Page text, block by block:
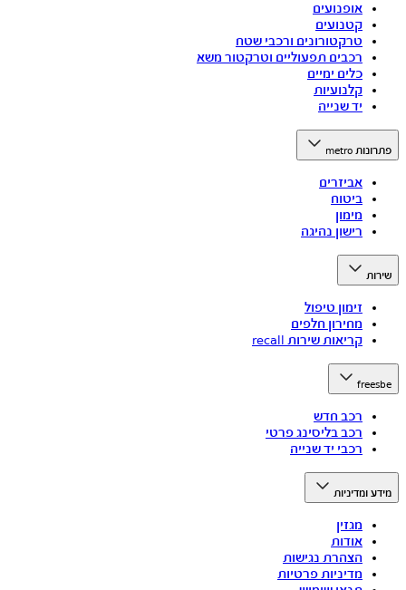
אופנועים
קטנועים
טרקטורונים ורכבי שטח
רכבים תפעוליים וטרקטור משא
כלים ימיים
קלנועיות
יד שנייה
פתרונות metro
אביזרים
ביטוח
מימון
רישון נהיגה
שירות
זימון טיפול
מחירון חלפים
קריאות שירות recall
freesbe
רכב חדש
רכב בליסינג פרטי
רכבי יד שנייה
מידע ומדיניות
מגזין
אודות
הצהרת נגישות
מדיניות פרטיות